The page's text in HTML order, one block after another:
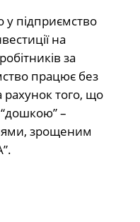
підприємство
на
за
працює без
рахунок того, що
–
зрощеним